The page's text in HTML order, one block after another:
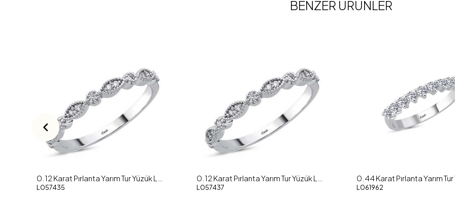
BENZER ÜRÜNLER
L057435 L057437 L061962